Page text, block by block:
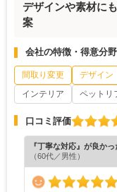
デザインや素材に
案
会社の特徴・得意分野
間取り変更 デザイン
インテリア
ペットリ
口コミ評価
『丁寧な対応』が良かっ
（60代／男性）